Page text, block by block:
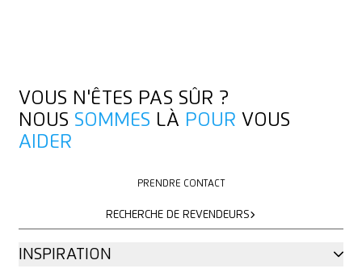
VOUS N'ÊTES PAS SÛR ?
NOUS SOMMES LÀ POUR VOUS
AIDER
PRENDRE CONTACT
RECHERCHE DE REVENDEURS
INSPIRATION